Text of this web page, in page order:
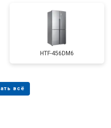
HTF-456DM6